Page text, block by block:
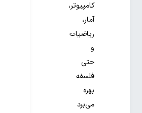
کامپیوتر،
آمار،
ریاضیات
و
حتی
فلسفه
بهره
می‌برد